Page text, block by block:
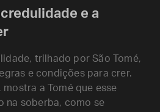
e a
trilhado por São Tomé,
e condições para crer.
mostra a Tomé que esse
na soberba, como se